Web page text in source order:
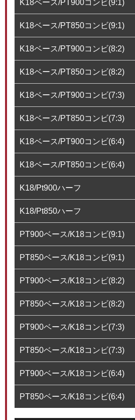
K18ベース/PT900コンビ(9:1)
K18ベース/PT850コンビ(9:1)
K18ベース/PT900コンビ(8:2)
K18ベース/PT850コンビ(8:2)
K18ベース/PT900コンビ(7:3)
K18ベース/PT850コンビ(7:3)
K18ベース/PT900コンビ(6:4)
K18ベース/PT850コンビ(6:4)
K18/Pt900ハーフ
K18/Pt850ハーフ
PT900ベース/K18コンビ(9:1)
PT850ベース/K18コンビ(9:1)
PT900ベース/K18コンビ(8:2)
PT850ベース/K18コンビ(8:2)
PT900ベース/K18コンビ(7:3)
PT850ベース/K18コンビ(7:3)
PT900ベース/K18コンビ(6:4)
PT850ベース/K18コンビ(6:4)